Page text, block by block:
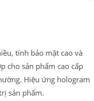
tính bảo mật cao và
cho sản phẩm cao cấp
Hiệu ứng hologram
sản phẩm.